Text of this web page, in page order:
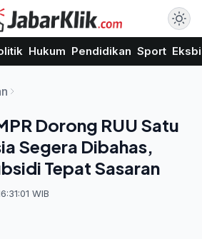
Hukum Pendidikan Sport
Dorong RUU Satu
Segera Dibahas,
Tepat Sasaran
WIB